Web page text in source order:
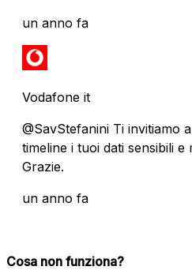
un anno fa
Vodafone it
@SavStefanini Ti invitiamo
timeline i tuoi dati sensibili e
Grazie.
un anno fa
Cosa non funziona?